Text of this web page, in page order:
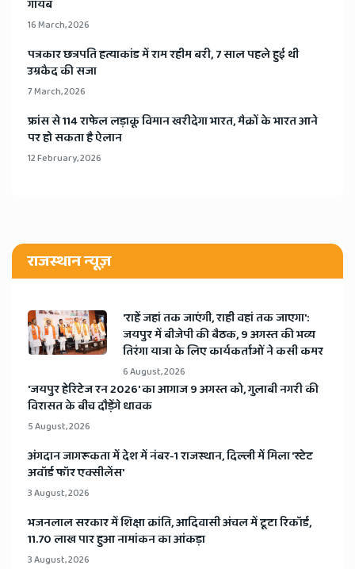
गायब
16 March, 2026
​पत्रकार छत्रपति हत्याकांड में राम रहीम बरी, 7 साल पहले हुई थी
उम्रकैद की सजा
7 March, 2026
​फ्रांस से 114 राफेल लड़ाकू विमान खरीदेगा भारत, मैक्रों के भारत आने
पर हो सकता है ऐलान
12 February, 2026
राजस्थान न्यूज़
'राहें जहां तक जाएंगी, राही वहां तक जाएगा':
जयपुर में बीजेपी की बैठक, 9 अगस्त की भव्य
तिरंगा यात्रा के लिए कार्यकर्ताओं ने कसी कमर
6 August, 2026
​'जयपुर हेरिटेज रन 2026' का आगाज 9 अगस्त को, गुलाबी नगरी की
विरासत के बीच दौड़ेंगे धावक
5 August, 2026
अंगदान जागरूकता में देश में नंबर-1 राजस्थान, दिल्ली में मिला 'स्टेट
अवॉर्ड फॉर एक्सीलेंस'
3 August, 2026
भजनलाल सरकार में शिक्षा क्रांति, आदिवासी अंचल में टूटा रिकॉर्ड,
11.70 लाख पार हुआ नामांकन का आंकड़ा
3 August, 2026